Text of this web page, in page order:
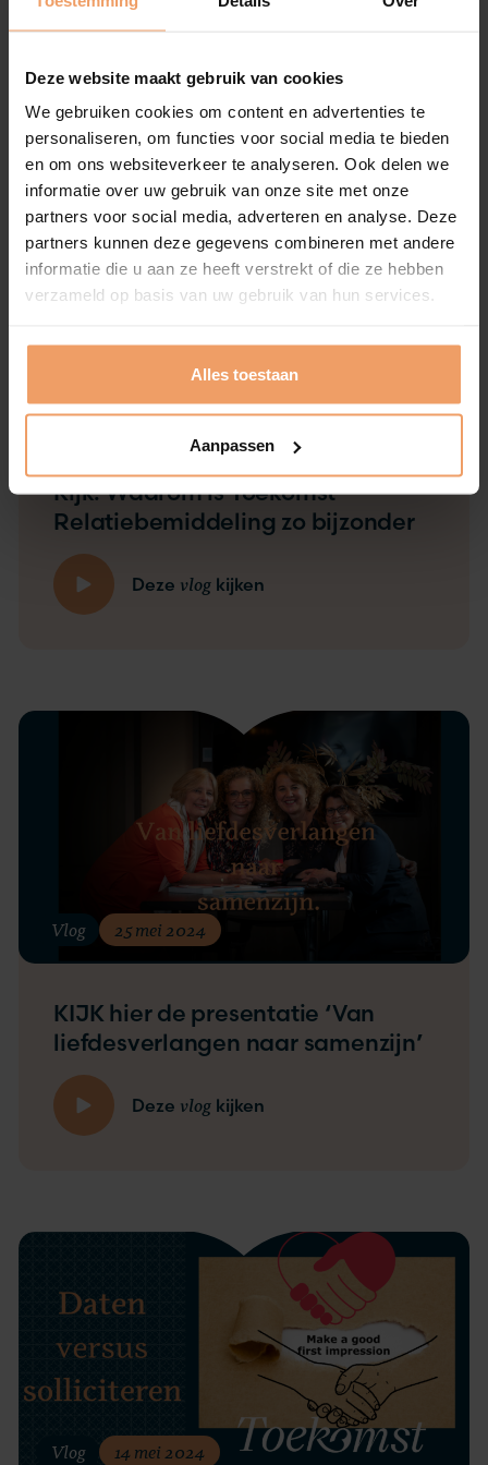
Deze website maakt gebruik van cookies
We gebruiken cookies om content en advertenties te
personaliseren, om functies voor social media te bieden
en om ons websiteverkeer te analyseren. Ook delen we
informatie over uw gebruik van onze site met onze
partners voor social media, adverteren en analyse. Deze
partners kunnen deze gegevens combineren met andere
informatie die u aan ze heeft verstrekt of die ze hebben
verzameld op basis van uw gebruik van hun services.
Alles toestaan
Aanpassen
Vlog 2 november 2024
Kijk: Waarom is Toekomst
Relatiebemiddeling zo bijzonder
Deze vlog kijken
Vlog 25 mei 2024
KIJK hier de presentatie ‘Van
liefdesverlangen naar samenzijn’
Deze vlog kijken
Vlog 14 mei 2024